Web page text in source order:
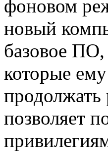
фоновом
новый
базовое ПО,
которые
продолжать
позволяет